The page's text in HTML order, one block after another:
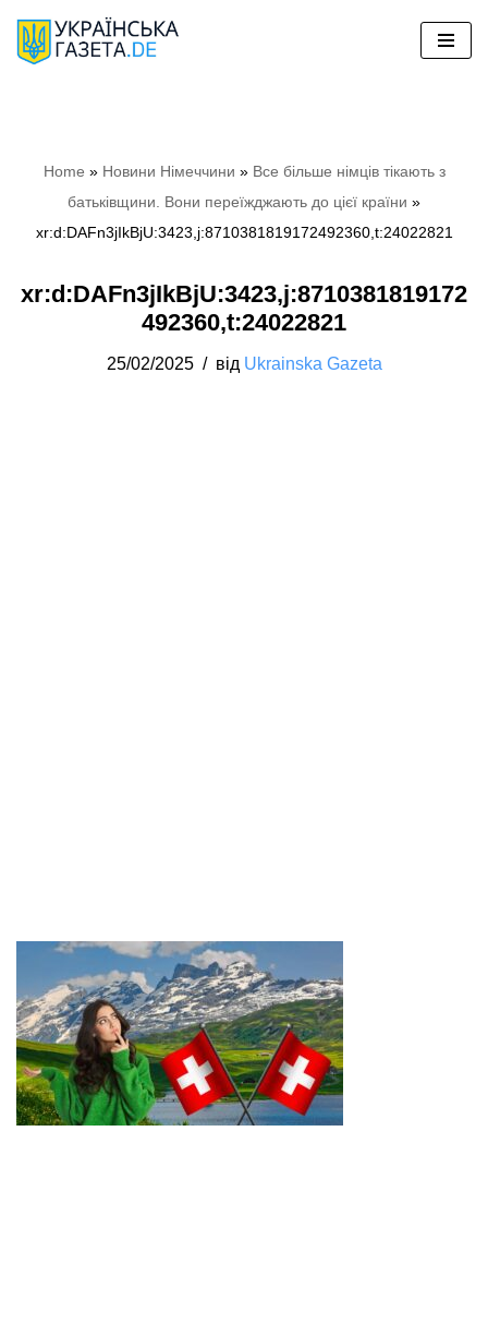
Перейти
Home » Новини Німеччини » Все більше німців тікають з
батьківщини. Вони переїжджають до цієї країни »
xr:d:DAFn3jIkBjU:3423,j:8710381819172492360,t:24022821
xr:d:DAFn3jIkBjU:3423,j:8710381819172
492360,t:24022821
25/02/2025 від Ukrainska Gazeta